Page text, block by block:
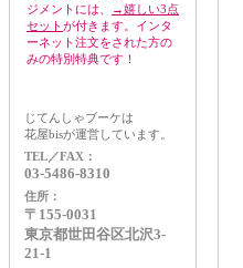
ジメントには、
→嬉しい3点
セットが付きます。インタ
ーネット注文をされた方の
みの特別特典です！
じてんしゃブーケは
花屋bisが運営しています。
TEL／FAX：
03-5486-8310
住所：
〒155-0031
東京都世田谷区北沢3-
21-1